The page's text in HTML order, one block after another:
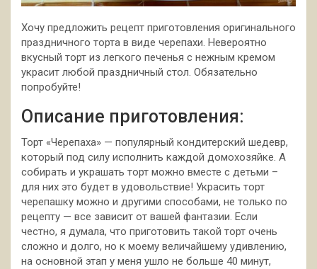
Хочу предложить рецепт приготовления оригинального
праздничного торта в виде черепахи. Невероятно
вкусный торт из легкого печенья с нежным кремом
украсит любой праздничный стол. Обязательно
попробуйте!
Описание приготовления:
Торт «Черепаха» — популярный кондитерский шедевр,
который под силу исполнить каждой домохозяйке. А
собирать и украшать торт можно вместе с детьми –
для них это будет в удовольствие! Украсить торт
черепашку можно и другими способами, не только по
рецепту — все зависит от вашей фантазии. Если
честно, я думала, что приготовить такой торт очень
сложно и долго, но к моему величайшему удивлению,
на основной этап у меня ушло не больше 40 минут,